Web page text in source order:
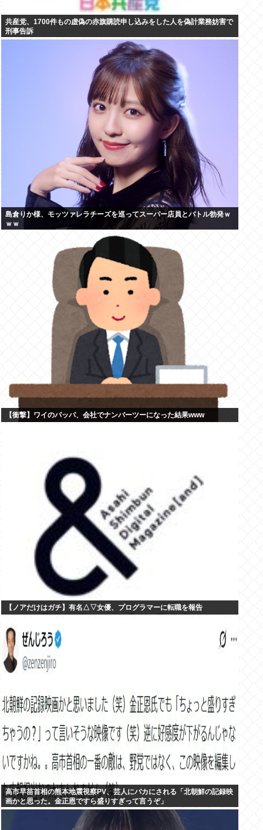
共産党、1700件もの虚偽の赤旗購読申し込みをした人を偽計業務妨害で
刑事告訴
島倉りか様、モッツァレラチーズを巡ってスーパー店員とバトル勃発ｗ
ｗｗ
【衝撃】ワイのパッパ、会社でナンバーツーになった結果www
【ノアだけはガチ】有名△▽女優、プログラマーに転職を報告
高市早苗首相の熊本地震視察PV、芸人にバカにされる「北朝鮮の記録映
画かと思った。金正恩ですら盛りすぎって言うぞ」